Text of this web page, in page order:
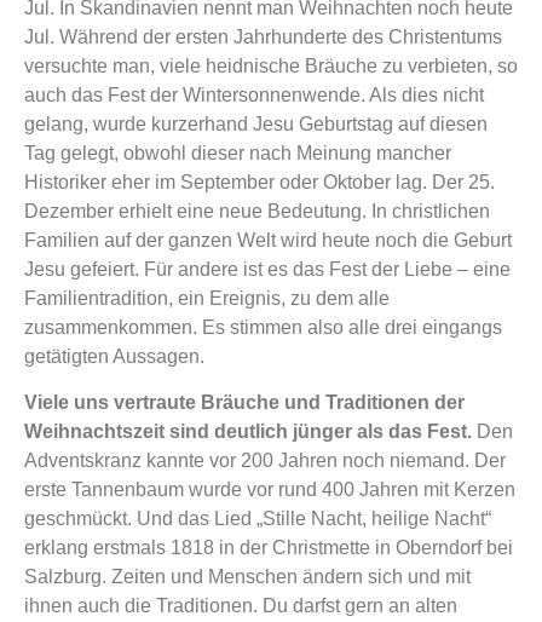
Jul. In Skandinavien nennt man Weihnachten noch heute
Jul. Während der ersten Jahrhunderte des Christentums
versuchte man, viele heidnische Bräuche zu verbieten, so
auch das Fest der Wintersonnenwende. Als dies nicht
gelang, wurde kurzerhand Jesu Geburtstag auf diesen
Tag gelegt, obwohl dieser nach Meinung mancher
Historiker eher im September oder Oktober lag. Der 25.
Dezember erhielt eine neue Bedeutung. In christlichen
Familien auf der ganzen Welt wird heute noch die Geburt
Jesu gefeiert. Für andere ist es das Fest der Liebe – eine
Familientradition, ein Ereignis, zu dem alle
zusammenkommen. Es stimmen also alle drei eingangs
getätigten Aussagen.
Viele uns vertraute Bräuche und Traditionen der
Weihnachtszeit sind deutlich jünger als das Fest. Den
Adventskranz kannte vor 200 Jahren noch niemand. Der
erste Tannenbaum wurde vor rund 400 Jahren mit Kerzen
geschmückt. Und das Lied „Stille Nacht, heilige Nacht“
erklang erstmals 1818 in der Christmette in Oberndorf bei
Salzburg. Zeiten und Menschen ändern sich und mit
ihnen auch die Traditionen. Du darfst gern an alten